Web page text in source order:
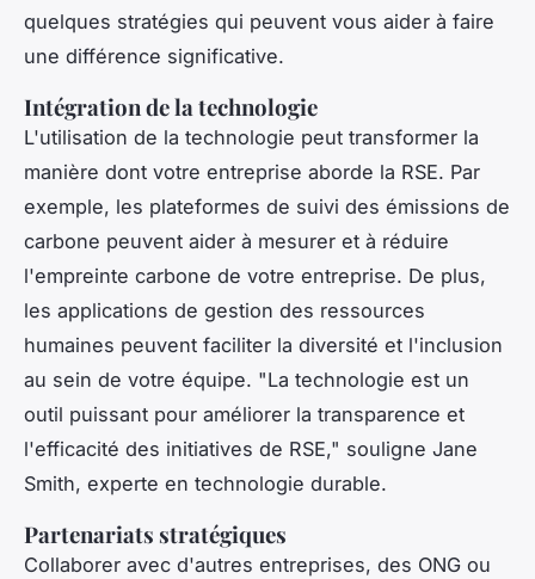
quelques stratégies qui peuvent vous aider à faire
une différence significative.
Intégration de la technologie
L'utilisation de la technologie peut transformer la
manière dont votre entreprise aborde la RSE. Par
exemple, les plateformes de suivi des émissions de
carbone peuvent aider à mesurer et à réduire
l'empreinte carbone de votre entreprise. De plus,
les applications de gestion des ressources
humaines peuvent faciliter la diversité et l'inclusion
au sein de votre équipe. "La technologie est un
outil puissant pour améliorer la transparence et
l'efficacité des initiatives de RSE," souligne Jane
Smith, experte en technologie durable.
Partenariats stratégiques
Collaborer avec d'autres entreprises, des ONG ou